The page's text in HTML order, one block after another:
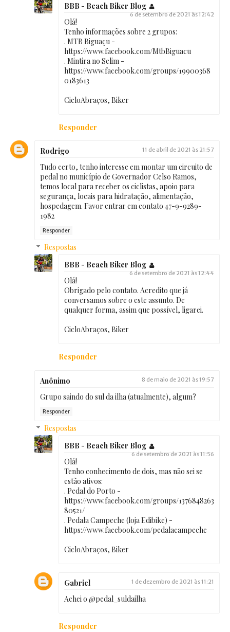
BBB - Beach Biker Blog
6 de setembro de 2021 às 12:42
Olá!
Tenho informações sobre 2 grupos:
. MTB Biguaçu -
https://www.facebook.com/MtbBiguacu
. Mintira no Selim -
https://www.facebook.com/groups/19900368
0183613
CicloAbraços, Biker
Responder
Rodrigo 11 de abril de 2021 às 21:57
Tudo certo, tenho interesse em montar um circuito de
pedal no município de Governador Celso Ramos,
temos local para receber os ciclistas, apoio para
segurança, locais para hidratação, alimentação,
hospedagem. Favor entrar em contato 47-9-9289-
1982
Responder
Respostas
BBB - Beach Biker Blog
6 de setembro de 2021 às 12:44
Olá!
Obrigado pelo contato. Acredito que já
conversamos sobre o este assunto. De
qualquer forma, assim que possível, ligarei.
CicloAbraços, Biker
Responder
Anônimo 8 de maio de 2021 às 19:57
Grupo saindo do sul da ilha (atualmente), algum?
Responder
Respostas
BBB - Beach Biker Blog
6 de setembro de 2021 às 11:56
Olá!
Tenho conhecimento de dois, mas não sei se
estão ativos:
. Pedal do Porto -
https://www.facebook.com/groups/1376848263
80521/
. Pedala Campeche (loja Edibike) -
https://www.facebook.com/pedalacampeche
CicloAbraços, Biker
Gabriel 1 de dezembro de 2021 às 11:21
Achei o @pedal_suldailha
Responder